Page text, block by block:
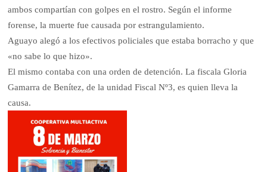
ambos compartían con golpes en el rostro. Según el informe
forense, la muerte fue causada por estrangulamiento.
Aguayo alegó a los efectivos policiales que estaba borracho y que
«no sabe lo que hizo».
El mismo contaba con una orden de detención. La fiscala Gloria
Gamarra de Benítez, de la unidad Fiscal Nº3, es quien lleva la
causa.